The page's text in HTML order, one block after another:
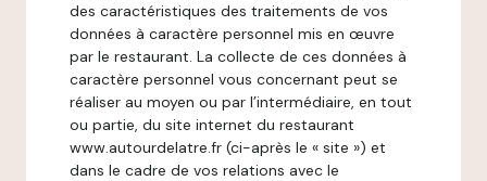
des caractéristiques des traitements de vos
données à caractère personnel mis en œuvre
par le restaurant. La collecte de ces données à
caractère personnel vous concernant peut se
réaliser au moyen ou par l’intermédiaire, en tout
ou partie, du site internet du restaurant
www.autourdelatre.fr (ci-après le « site ») et
dans le cadre de vos relations avec le